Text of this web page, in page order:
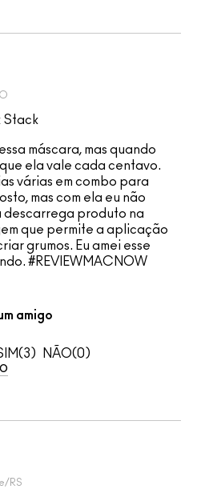
Stack
máscara, mas quando
ela vale cada centavo.
várias em combo para
mas com ela eu não
descarrega produto na
que permite a aplicação
grumos. Eu amei esse
#REVIEWMACNOW
amigo
3 0
RS